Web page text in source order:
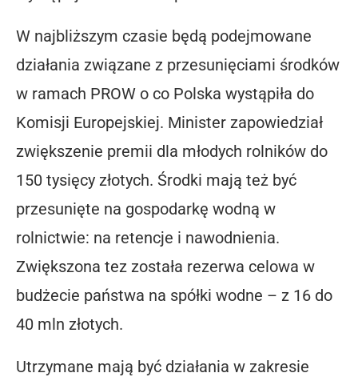
W najbliższym czasie będą podejmowane
działania związane z przesunięciami środków
w ramach PROW o co Polska wystąpiła do
Komisji Europejskiej. Minister zapowiedział
zwiększenie premii dla młodych rolników do
150 tysięcy złotych. Środki mają też być
przesunięte na gospodarkę wodną w
rolnictwie: na retencje i nawodnienia.
Zwiększona tez została rezerwa celowa w
budżecie państwa na spółki wodne – z 16 do
40 mln złotych.
Utrzymane mają być działania w zakresie